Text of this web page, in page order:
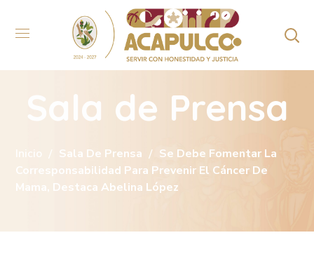
Sala de Prensa
Inicio Sala De Prensa
Se Debe Fomentar La
Corresponsabilidad Para Prevenir El Cáncer De
Mama, Destaca Abelina López